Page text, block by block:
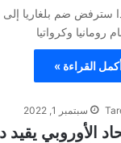
سترفض ضم بلغاريا
رومانيا وكرواتيا
القراءة »
سبتمبر 1, 2022
الأوروبي